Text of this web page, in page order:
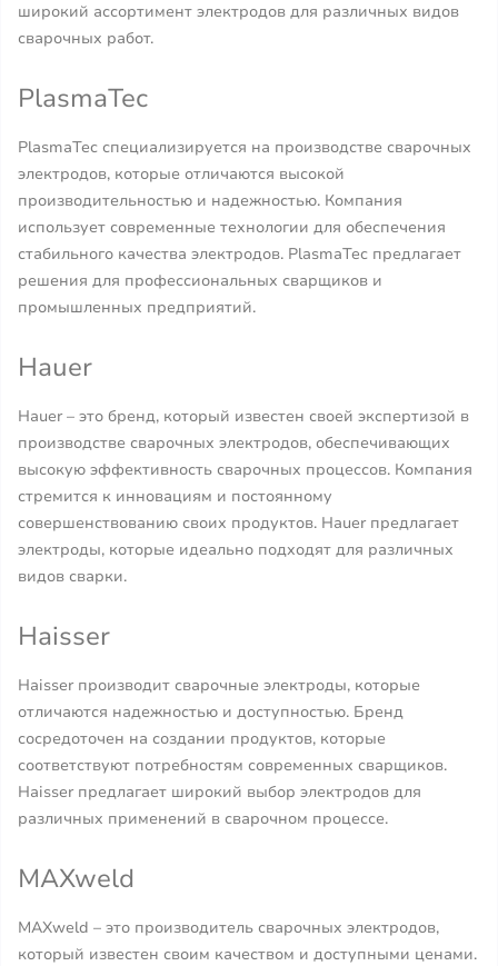
широкий ассортимент электродов для различных видов
сварочных работ.
PlasmaTec
PlasmaTec специализируется на производстве сварочных
электродов, которые отличаются высокой
производительностью и надежностью. Компания
использует современные технологии для обеспечения
стабильного качества электродов. PlasmaTec предлагает
решения для профессиональных сварщиков и
промышленных предприятий.
Hauer
Hauer – это бренд, который известен своей экспертизой в
производстве сварочных электродов, обеспечивающих
высокую эффективность сварочных процессов. Компания
стремится к инновациям и постоянному
совершенствованию своих продуктов. Hauer предлагает
электроды, которые идеально подходят для различных
видов сварки.
Haisser
Haisser производит сварочные электроды, которые
отличаются надежностью и доступностью. Бренд
сосредоточен на создании продуктов, которые
соответствуют потребностям современных сварщиков.
Haisser предлагает широкий выбор электродов для
различных применений в сварочном процессе.
MAXweld
MAXweld – это производитель сварочных электродов,
который известен своим качеством и доступными ценами.